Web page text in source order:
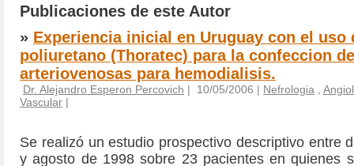
Publicaciones de este Autor
» Experiencia inicial en Uruguay con el uso
poliuretano (Thoratec) para la confeccion
arteriovenosas para hemodialisis.
Dr. Alejandro Esperon Percovich | 10/05/2006 | Nefrologia
Vascular |
Se realizó un estudio prospectivo descriptivo entre
y agosto de 1998 sobre 23 pacientes en quienes